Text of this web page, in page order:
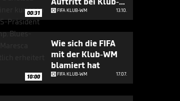
00:31
WM auf
FIFA KLUB-WM 13.10.
10:00
Wie sich die FIFA
mit der Klub-WM
blamiert hat
FIFA KLUB-WM 17.07.